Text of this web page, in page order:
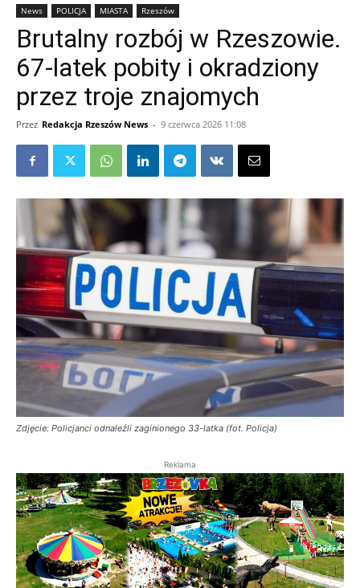
News POLICJA MIASTA Rzeszów
Brutalny rozbój w Rzeszowie.
67-latek pobity i okradziony
przez troje znajomych
Przez Redakcja Rzeszów News - 9 czerwca 2026 11:08
Zdjęcie: Policjanci odnaleźli zaginionego 33-latka (fot. Policja)
Reklama